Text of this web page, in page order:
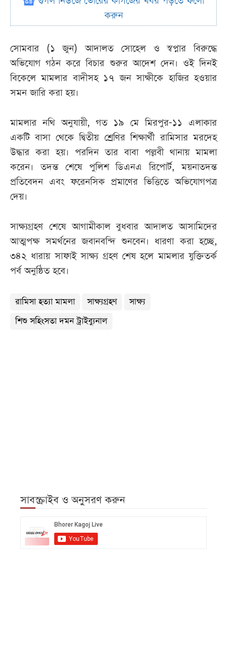
করুন
সোমবার (১ জুন) আদালত সোহেল ও স্বপ্নার বিরুদ্ধে
অভিযোগ গঠন করে বিচার শুরুর আদেশ দেন। ওই দিনই
বিকেলে মামলার বাদীসহ ১৭ জন সাক্ষীকে হাজির হওয়ার
সমন জারি করা হয়।
মামলার নথি অনুযায়ী, গত ১৯ মে মিরপুর-১১ এলাকার
একটি বাসা থেকে দ্বিতীয় শ্রেণির শিক্ষার্থী রামিসার মরদেহ
উদ্ধার করা হয়। পরদিন তার বাবা পল্লবী থানায় মামলা
করেন। তদন্ত শেষে পুলিশ ডিএনএ রিপোর্ট, ময়নাতদন্ত
প্রতিবেদন এবং ফরেনসিক প্রমাণের ভিত্তিতে অভিযোগপত্র
দেয়।
সাক্ষ্যগ্রহণ শেষে আগামীকাল বুধবার আদালত আসামিদের
আত্মপক্ষ সমর্থনের জবানবন্দি শুনবেন। ধারণা করা হচ্ছে,
৩৪২ ধারায় সাফাই সাক্ষ্য গ্রহণ শেষ হলে মামলার যুক্তিতর্ক
পর্ব অনুষ্ঠিত হবে।
রামিসা হত্যা মামলা সাক্ষ্যগ্রহণ
সাক্ষ্য
শিশু সহিংসতা দমন ট্রাইব্যুনাল
সাবস্ক্রাইব ও অনুসরণ করুন